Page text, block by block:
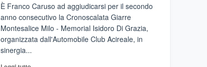
adesso
Pasta
–
La
È Franco Caruso ad aggiudicarsi per il secondo
anno consecutivo la Cronoscalata Giarre
Montesalice Milo - Memorial Isidoro Di Grazia,
organizzata dall'Automobile Club Acireale, in
sinergia...
Leggi